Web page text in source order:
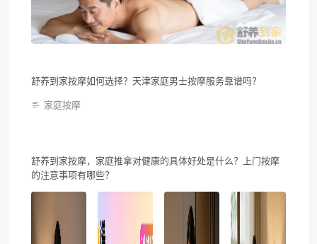
舒养到家按摩如何选择？天津家庭男士按摩服务靠谱吗？
家庭按摩
舒养到家按摩，家庭推拿对健康的具体好处是什么？上门按摩
的注意事项有哪些？